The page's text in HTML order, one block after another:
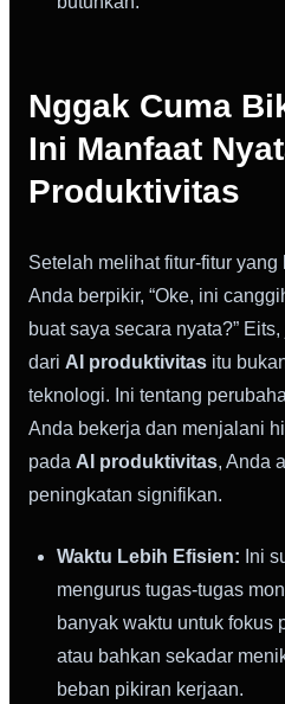
Nggak Cuma
Ini Manfaat
Produktivitas
Setelah melihat fitur-fitur
Anda berpikir, “Oke, ini
buat saya secara nyata?”
dari AI produktivitas itu
teknologi. Ini tentang
Anda bekerja dan menjalani
pada AI produktivitas, Anda
peningkatan signifikan.
Waktu Lebih Efisien: Ini
mengurus tugas-tugas
banyak waktu untuk fokus
atau bahkan sekadar
beban pikiran kerjaan.